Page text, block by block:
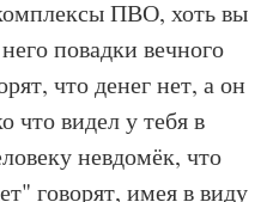
ПВО, хоть вы
повадки вечного
что денег нет, а он
что видел у тебя в
невдомёк, что
говорят, имея в виду